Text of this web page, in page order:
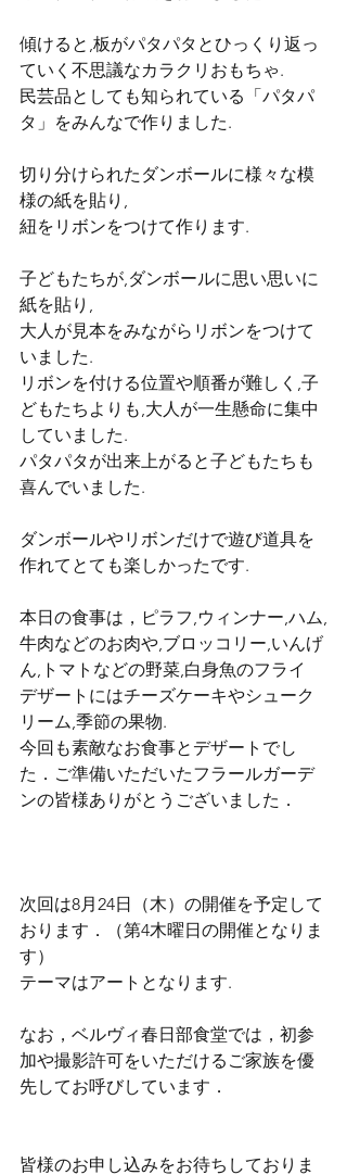
傾けると,板がパタパタとひっくり返っ
ていく不思議なカラクリおもちゃ.
民芸品としても知られている「パタパ
タ」をみんなで作りました.
切り分けられたダンボールに様々な模
様の紙を貼り,
紐をリボンをつけて作ります.
子どもたちが,ダンボールに思い思いに
紙を貼り,
大人が見本をみながらリボンをつけて
いました.
リボンを付ける位置や順番が難しく,子
どもたちよりも,大人が一生懸命に集中
していました.
パタパタが出来上がると子どもたちも
喜んでいました.
ダンボールやリボンだけで遊び道具を
作れてとても楽しかったです.
本日の食事は，ピラフ,ウィンナー,ハム,
牛肉などのお肉や,ブロッコリー,いんげ
ん,トマトなどの野菜,白身魚のフライ
デザートにはチーズケーキやシューク
リーム,季節の果物.
今回も素敵なお食事とデザートでし
た．ご準備いただいたフラールガーデ
ンの皆様ありがとうございました．
次回は8月24日（木）の開催を予定して
おります．（第4木曜日の開催となりま
す）
テーマはアートとなります.
なお，ベルヴィ春日部食堂では，初参
加や撮影許可をいただけるご家族を優
先してお呼びしています．
皆様のお申し込みをお待ちしておりま